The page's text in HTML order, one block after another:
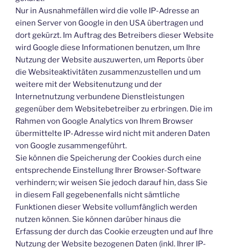
Nur in Ausnahmefällen wird die volle IP-Adresse an
einen Server von Google in den USA übertragen und
dort gekürzt. Im Auftrag des Betreibers dieser Website
wird Google diese Informationen benutzen, um Ihre
Nutzung der Website auszuwerten, um Reports über
die Websiteaktivitäten zusammenzustellen und um
weitere mit der Websitenutzung und der
Internetnutzung verbundene Dienstleistungen
gegenüber dem Websitebetreiber zu erbringen. Die im
Rahmen von Google Analytics von Ihrem Browser
übermittelte IP-Adresse wird nicht mit anderen Daten
von Google zusammengeführt.
Sie können die Speicherung der Cookies durch eine
entsprechende Einstellung Ihrer Browser-Software
verhindern; wir weisen Sie jedoch darauf hin, dass Sie
in diesem Fall gegebenenfalls nicht sämtliche
Funktionen dieser Website vollumfänglich werden
nutzen können. Sie können darüber hinaus die
Erfassung der durch das Cookie erzeugten und auf Ihre
Nutzung der Website bezogenen Daten (inkl. Ihrer IP-